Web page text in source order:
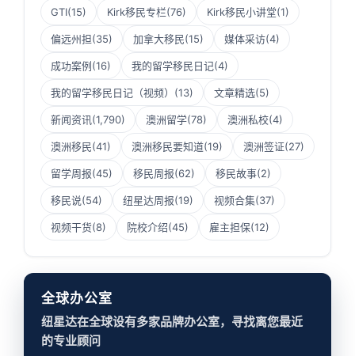
GTI(15) Kirk移民专栏(76) Kirk移民小讲堂(1)
偏远州担(35) 加拿大移民(15) 媒体采访(4)
成功案例(16) 我的留学移民日记(4)
我的留学移民日记（视频） (13) 文章精选(5)
新闻资讯(1,790) 澳洲留学(78) 澳洲私校(4)
澳洲移民(41) 澳洲移民要知道(19) 澳洲签证(27)
留学周报(45) 移民周报(62) 移民故事(2)
移民说(54) 纽星达周报(19) 视频合集(37)
视频干货(8) 院校介绍(45) 雇主担保(12)
全球办公室
纽星达在全球设有多家品牌办公室，寻找离您最近
的专业顾问